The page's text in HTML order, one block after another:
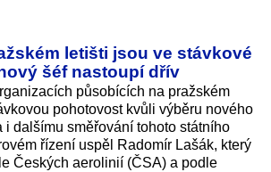
letišti jsou ve stávkové
šéf nastoupí dřív
působících na pražském
pohotovost kvůli výběru nového
i dalšímu směřování tohoto státního
řízení uspěl Radomír Lašák, který
Českých aerolinií (ČSA) a podle